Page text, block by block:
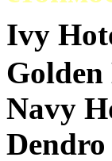
Ivy
Navy